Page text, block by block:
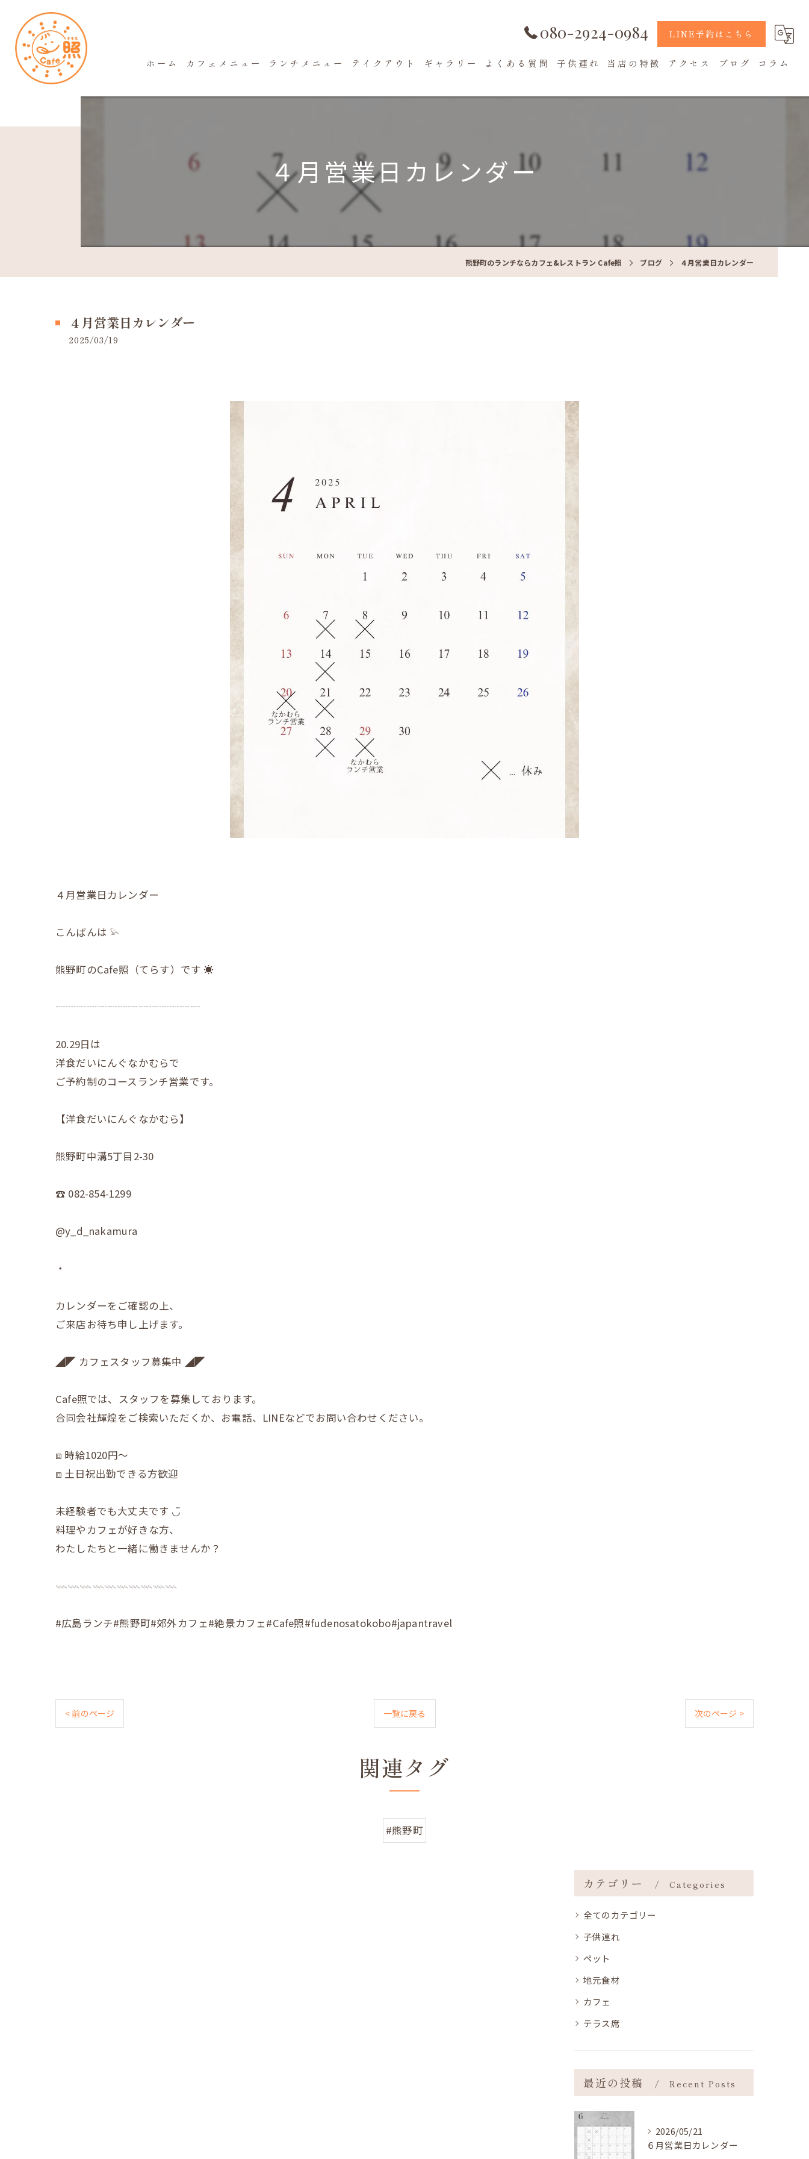
080-2924-0984 LINE予約はこちら
ホーム カフェメニュー ランチメニュー テイクアウト ギャラリー よくある質問 子供連れ 当店の特徴 アクセス ブログ コラム
４月営業日カレンダー
熊野町のランチならカフェ&レストラン Cafe照 ブログ ４月営業日カレンダー
４月営業日カレンダー
2025/03/19
４月営業日カレンダー
こんばんは 𓅫
熊野町のCafe照（てらす）です ☀︎
┈┈┈┈┈┈┈┈┈┈┈┈┈┈
20.29日は
洋食だいにんぐなかむらで
ご予約制のコースランチ営業です。
【洋食だいにんぐなかむら】
熊野町中溝5丁目2-30
☎︎ 082-854-1299
@y_d_nakamura
・
カレンダーをご確認の上、
ご来店お待ち申し上げます。
◢◤ カフェスタッフ募集中 ◢◤
Cafe照では、スタッフを募集しております。
合同会社輝煌をご検索いただくか、お電話、LINEなどでお問い合わせください。
⧈ 時給1020円〜
⧈ 土日祝出勤できる方歓迎
未経験者でも大丈夫です ◡̈
料理やカフェが好きな方、
わたしたちと一緒に働きませんか？
𓇠𓇠𓇠𓇠𓇠𓇠𓇠𓇠𓇠𓇠
#広島ランチ#熊野町#郊外カフェ#絶景カフェ#Cafe照#fudenosatokobo#japantravel
< 前のページ 一覧に戻る 次のページ >
関連タグ
#熊野町
カテゴリー Categories
全てのカテゴリー
子供連れ
ペット
地元食材
カフェ
テラス席
最近の投稿 Recent Posts
2026/05/21
６月営業日カレンダー